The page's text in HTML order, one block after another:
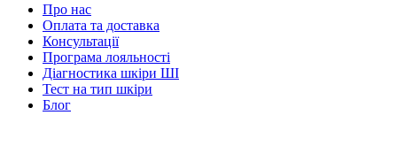
Про нас
Оплата та доставка
Консультації
Програма лояльності
Діагностика шкіри ШІ
Тест на тип шкіри
Блог